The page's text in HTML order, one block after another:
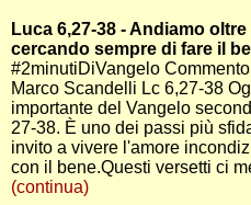
Luca 6,27-38 - Andiamo
cercando sempre di fare il
#2minutiDiVangelo
Marco Scandelli Lc 6,27-38
importante del Vangelo
27-38. È uno dei passi più
invito a vivere l'amore
con il bene.Questi versetti ci
(continua)